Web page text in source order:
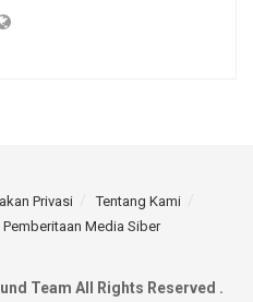
Privasi
Tentang Kami
Media Siber
Team All Rights Reserved .